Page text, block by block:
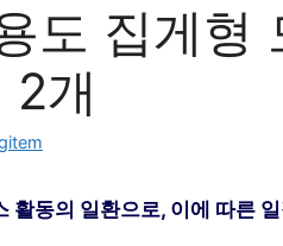
도 집게형
2개
활동의 일환으로, 이에 따른